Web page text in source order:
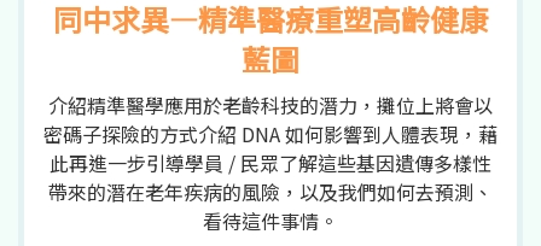
同中求異—精準醫療重塑高齡健康
藍圖
介紹精準醫學應用於老齡科技的潛力，攤位上將會以
密碼子探險的方式介紹 DNA 如何影響到人體表現，藉
此再進一步引導學員 / 民眾了解這些基因遺傳多樣性
帶來的潛在老年疾病的風險，以及我們如何去預測、
看待這件事情。